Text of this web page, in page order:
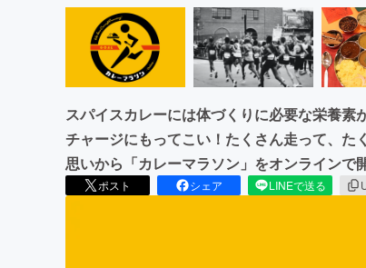
スパイスカレーには体づくりに必要な栄養
チャージにもってこい！たくさん走って、た
思いから「カレーマラソン」をオンラインで
ポスト シェア LINEで送る